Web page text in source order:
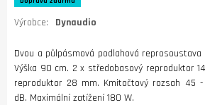
Výrobce: Dynaudio
Dvou a půlpásmová podlahová
Výška 90 cm. 2 x středobasový reproduktor
reproduktor 28 mm. Kmitočtový rozsah 45
dB. Maximální zatížení 180 W.